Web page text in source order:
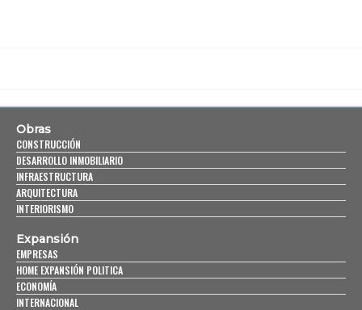
Obras
CONSTRUCCIÓN
DESARROLLO INMOBILIARIO
INFRAESTRUCTURA
ARQUITECTURA
INTERIORISMO
Expansión
EMPRESAS
HOME EXPANSIÓN POLITICA
ECONOMÍA
INTERNACIONAL